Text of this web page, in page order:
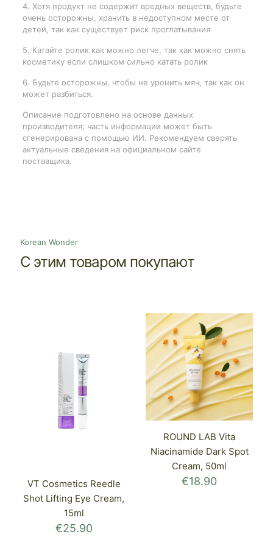
4. Хотя продукт не содержит вредных веществ, будьте
очень осторожны, хранить в недоступном месте от
детей, так как существует риск проглатывания
5. Катайте ролик как можно легче, так как можно снять
косметику если слишком сильно катать ролик
6. Будьте осторожны, чтобы не уронить мяч, так как он
может разбиться.
Описание подготовлено на основе данных
производителя; часть информации может быть
сгенерирована с помощью ИИ. Рекомендуем сверять
актуальные сведения на официальном сайте
поставщика.
Korean Wonder
С этим товаром покупают
VT Cosmetics Reedle
Shot Lifting Eye Cream,
15ml
€25.90
ROUND LAB Vita
Niacinamide Dark Spot
Cream, 50ml
€18.90